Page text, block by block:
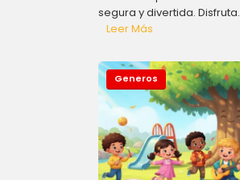
segura y divertida. Disfruta.
Leer Más
Generos